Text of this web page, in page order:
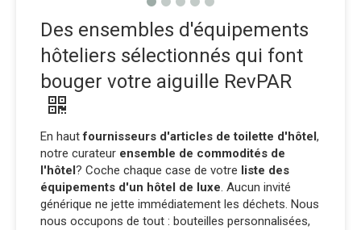
Des ensembles d'équipements
hôteliers sélectionnés qui font
bouger votre aiguille RevPAR
En hautfournisseurs d'articles de toilette d'hôtel,
notre curateur ensemble de commodités de
l'hôtel? Coche chaque case de votre liste des
équipements d'un hôtel de luxe. Aucun invité
générique ne jette immédiatement les déchets. Nous
nous occupons de tout : bouteilles personnalisées,